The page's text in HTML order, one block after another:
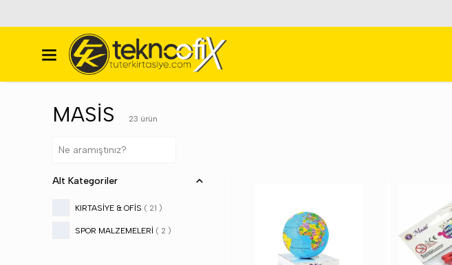
Türkiye'nin En Büyük
MASİS 23 ürün
Alt Kategoriler
KIRTASİYE & OFİS ( 21 )
SPOR MALZEMELERİ ( 2 )